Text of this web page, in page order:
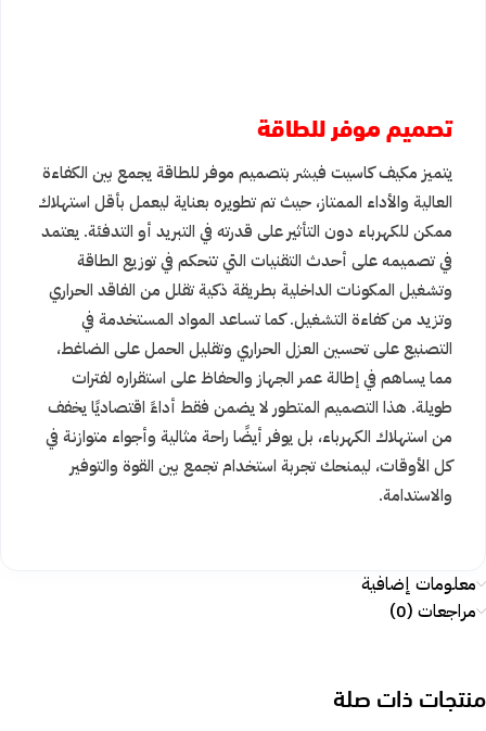
تصميم موفر للطاقة
يتميز مكيف كاسيت فيشر بتصميم موفر للطاقة يجمع بين الكفاءة
العالية والأداء الممتاز، حيث تم تطويره بعناية ليعمل بأقل استهلاك
ممكن للكهرباء دون التأثير على قدرته في التبريد أو التدفئة. يعتمد
في تصميمه على أحدث التقنيات التي تتحكم في توزيع الطاقة
وتشغيل المكونات الداخلية بطريقة ذكية تقلل من الفاقد الحراري
وتزيد من كفاءة التشغيل. كما تساعد المواد المستخدمة في
التصنيع على تحسين العزل الحراري وتقليل الحمل على الضاغط،
مما يساهم في إطالة عمر الجهاز والحفاظ على استقراره لفترات
طويلة. هذا التصميم المتطور لا يضمن فقط أداءً اقتصاديًا يخفف
من استهلاك الكهرباء، بل يوفر أيضًا راحة مثالية وأجواء متوازنة في
كل الأوقات، ليمنحك تجربة استخدام تجمع بين القوة والتوفير
والاستدامة.
معلومات إضافية
مراجعات (0)
منتجات ذات صلة